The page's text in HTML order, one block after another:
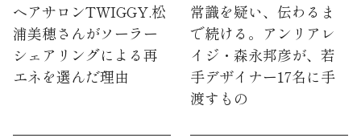
ヘアサロンTWIGGY.松
浦美穂さんがソーラー
シェアリングによる再
エネを選んだ理由
常識を疑い、伝わるま
で続ける。アンリアレ
イジ・森永邦彦が、若
手デザイナー17名に手
渡すもの